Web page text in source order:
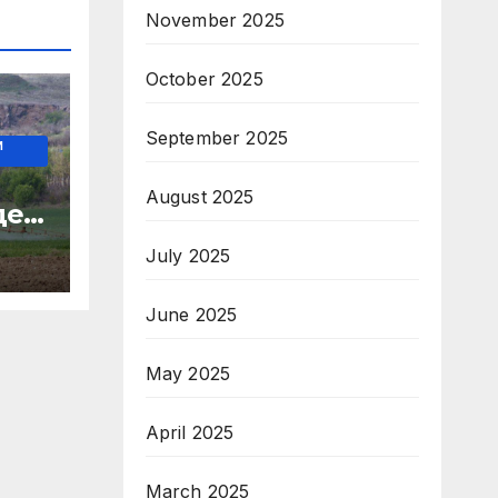
November 2025
October 2025
September 2025
August 2025
July 2025
June 2025
May 2025
April 2025
March 2025